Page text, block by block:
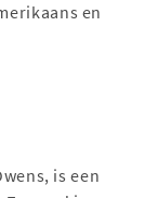
en
is een